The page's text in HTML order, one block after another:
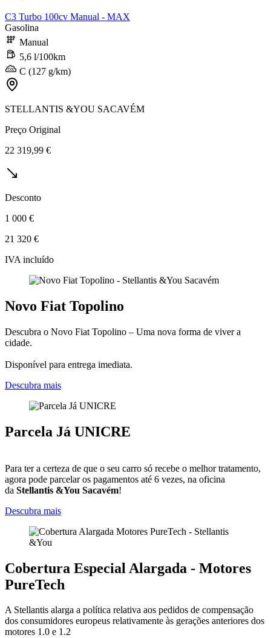
C3 Turbo 100cv Manual - MAX
Gasolina
Manual
5,6 l/100km
C (127 g/km)
STELLANTIS &YOU SACAVÉM
Preço Original
22 319,99 €
Desconto
1 000 €
21 320 €
IVA incluído
Novo Fiat Topolino
Descubra o Novo Fiat Topolino – Uma nova forma de viver a
cidade.
Disponível para entrega imediata.
Descubra mais
Parcela Já UNICRE
Para ter a certeza de que o seu carro só recebe o melhor tratamento,
agora pode parcelar os pagamentos até 6 vezes, na oficina
da Stellantis &You Sacavém!
Descubra mais
Cobertura Especial Alargada - Motores
PureTech
A Stellantis alarga a política relativa aos pedidos de compensação
dos consumidores europeus relativamente às gerações anteriores dos
motores 1.0 e 1.2